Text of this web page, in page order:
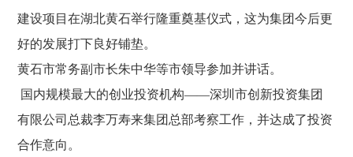
建设项目在湖北黄石举行隆重奠基仪式，这为集团今后更
好的发展打下良好铺垫。
黄石市常务副市长朱中华等市领导参加并讲话。
国内规模最大的创业投资机构——深圳市创新投资集团
有限公司总裁李万寿来集团总部考察工作，并达成了投资
合作意向。